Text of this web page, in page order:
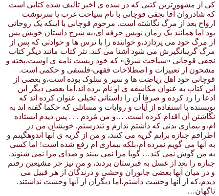
کی از مشهورترین کتبی که در سده ی اخیر تالیف شده کتابی است
که شادروان آقا نجفی قوچانی با نام سیاحت غرب یا سرنوشت
ارواح بعد از مرگ نگاشته است. مرحوم قوچانی با اینکه یک روحانی
بود اما همانند یک رمان نویس حرفه ای،به شرح داستان خویش پس
از مرگ خود می پردازد،و خواننده را با ترس ها و حوادثی که پس از
مرگ گریبانگیرش می شود آشنا می کند. نثر کتاب مانند دیگر کتاب
نجفی قوچانی «سیاحت شرق» که خود زیست نامه ی اوست،پخته و
مشحون از تعبیرات و اصطلاحات فقهی-فلسفی و حکمی است.
قوچانی خود اهل ریاضت ها و سیر و سلوک بوده است،و بعضی از
این کتاب به عنوان مکاشفه ی او نام برده اند.اما بعضی دیگر این
ادعا را رد کرده و صرفا آن را داستانی تخیلی عنوان کرده اند که
نویسنده با استفاده از آیات و روایات و مسائلی که حکما گفته اند به
نگاشتن آن اقدام کرده است. …و من مُردم . . . پس دیدم ایستاده
ام،و بیماری بدنی که داشتم ندارم و تندرستم. خویشان من در
اطرافم جنازه برایم گریه می کنند، و من از گریه ی آنها اندوهگینم و
به آنها می گویم نمرده ام،بلکه بیماری ام رفع شده است! اما کسی
به من گوش نمی کند… گویا مرا نمی بینند و صدای مرا نمی شنوند.
جنازه را بعد از غسل به قبرستان بردند، و من نیز جز مشیعین رفتم
و در میان آنها بعضی جانوران وحشی و درندگان از هر قبیل می
دیدم،که از آنها وحشت داشتم،اما دیگران از آنها وحشت نداشتند.
ناگهان…